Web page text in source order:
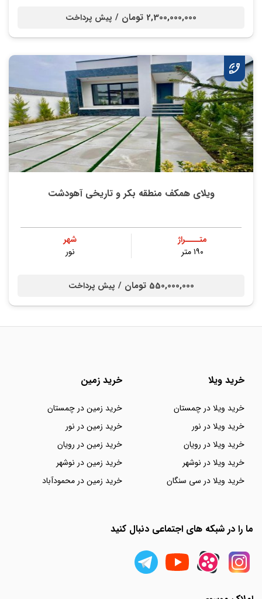
2,300,000,000 تومان / پیش پرداخت
ویلای همکف منطقه بکر و تاریخی آهودشت
متــــراژ
۱۹۰ متر
شهر
نور
550,000,000 تومان / پیش پرداخت
خرید ویلا
خرید ویلا در چمستان
خرید ویلا در نور
خرید ویلا در رویان
خرید ویلا در نوشهر
خرید ویلا در سی سنگان
خرید زمین
خرید زمین در چمستان
خرید زمین در نور
خرید زمین در رویان
خرید زمین در نوشهر
خرید زمین در محمودآباد
ما را در شبکه های اجتماعی دنبال کنید